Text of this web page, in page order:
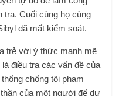
tra.Cuối cùng họ cùng
đã mất kiểm soát.
trẻ với ý thức mạnh mẽ
điều tra các vấn đề của
chống tội phạm
của một người để dự